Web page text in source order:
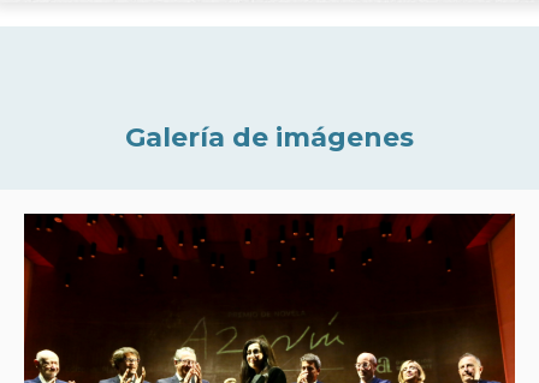
Galería de imágenes